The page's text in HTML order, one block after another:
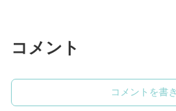
コメント
コメントを書